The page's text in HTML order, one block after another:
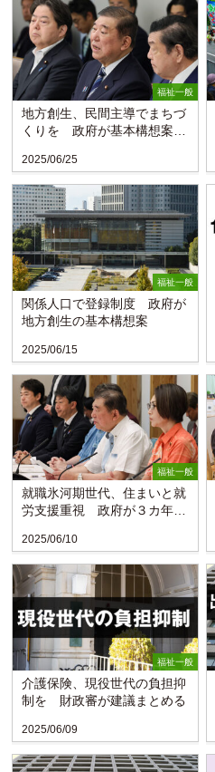
福祉一般
地方創生、民間主導でまちづ
くりを 政府が基本構想案策
2025/06/25
福祉一般
関係人口で登録制度 政府が
地方創生の基本構想案
2025/06/15
福祉一般
就職氷河期世代、住まいと就
労支援重視 政府が３カ年の
2025/06/10
福祉一般
介護保険、現役世代の負担抑
制を 財政審が建議まとめる
2025/06/09